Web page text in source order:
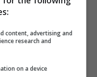
è stata recepita da
sospeso
verso la
content, advertising and
research and
on a device